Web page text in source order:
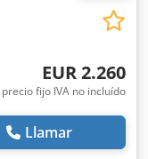
EUR 2.260
precio fijo IVA no incluído
Llamar